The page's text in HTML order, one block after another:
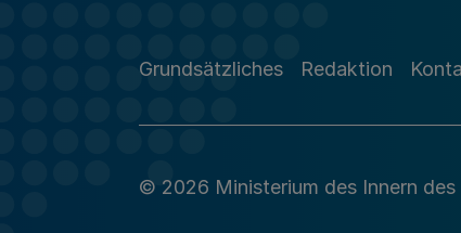
Grundsätzliches Redaktion
© 2026 Ministerium des Innern